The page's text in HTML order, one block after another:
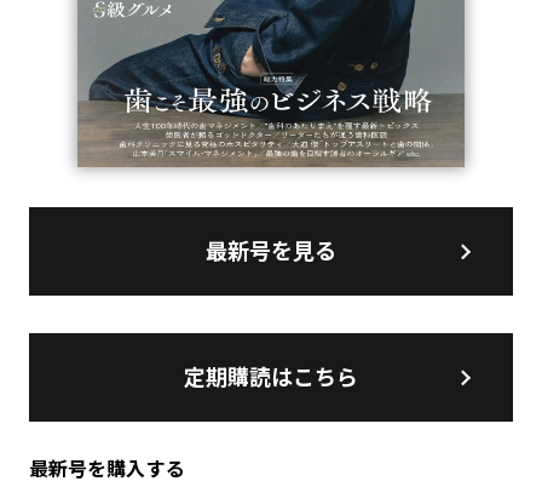
最新号を見る
定期購読はこちら
最新号を購入する